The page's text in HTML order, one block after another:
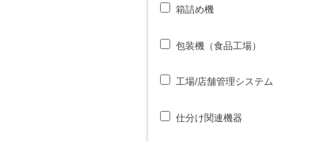
箱詰め機
包装機（食品工場）
工場/店舗管理システム
仕分け関連機器